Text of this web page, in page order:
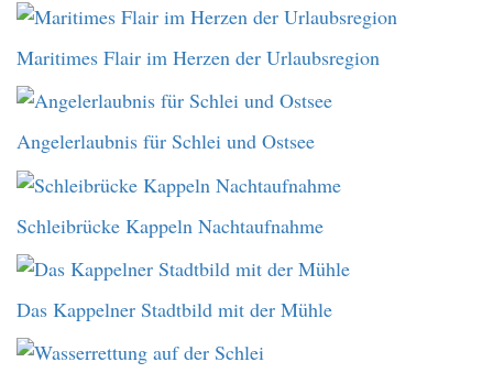
Maritimes Flair im Herzen der Urlaubsregion
Angelerlaubnis für Schlei und Ostsee
Schleibrücke Kappeln Nachtaufnahme
Das Kappelner Stadtbild mit der Mühle